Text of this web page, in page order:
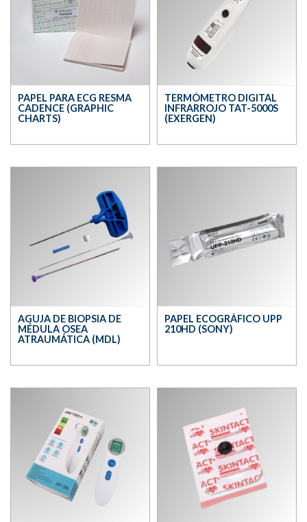
PAPEL PARA ECG RESMA
CADENCE (GRAPHIC
CHARTS)
TERMÓMETRO DIGITAL
INFRARROJO TAT-5000S
(EXERGEN)
AGUJA DE BIOPSIA DE
MÉDULA OSEA
ATRAUMÁTICA (MDL)
PAPEL ECOGRÁFICO UPP
210HD (SONY)